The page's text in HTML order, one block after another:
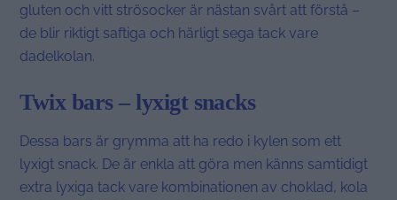
gluten och vitt strösocker är nästan svårt att förstå –
de blir riktigt saftiga och härligt sega tack vare
dadelkolan.
Twix bars – lyxigt snacks
Dessa bars är grymma att ha redo i kylen som ett
lyxigt snack. De är enkla att göra men känns samtidigt
extra lyxiga tack vare kombinationen av choklad, kola